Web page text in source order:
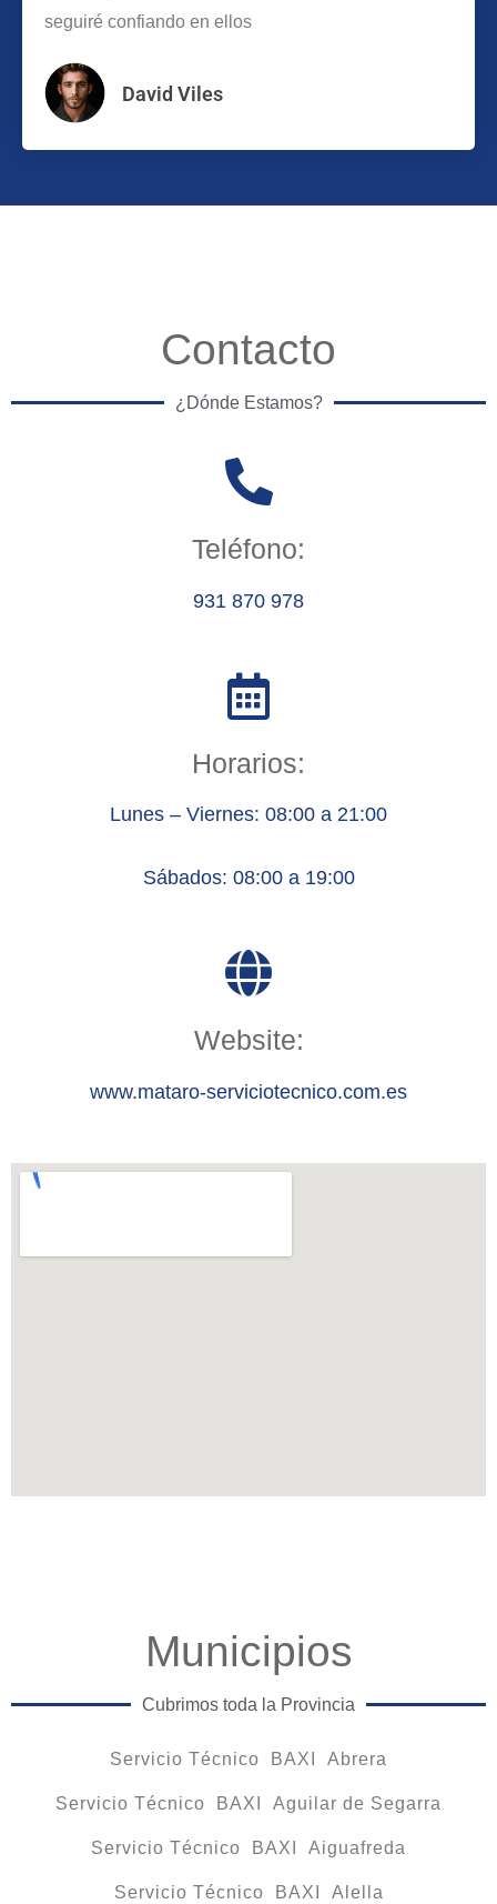
seguiré confiando en ellos
David Viles
Contacto
¿Dónde Estamos?
Teléfono:
931 870 978
Horarios:
Lunes – Viernes: 08:00 a 21:00
Sábados: 08:00 a 19:00
Website:
www.mataro-serviciotecnico.com.es
Municipios
Cubrimos toda la Provincia
Servicio Técnico BAXI Abrera
Servicio Técnico BAXI Aguilar de Segarra
Servicio Técnico BAXI Aiguafreda
Servicio Técnico BAXI Alella